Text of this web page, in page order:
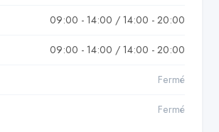
09:00 - 14:00 / 14:00 - 20:00
09:00 - 14:00 / 14:00 - 20:00
Fermé
Fermé